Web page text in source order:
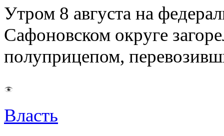
Утром 8 августа на
Сафоновском округе
полуприцепом,
Власть